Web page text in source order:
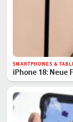
SMARTPHONES &
iPhone 18: Neue